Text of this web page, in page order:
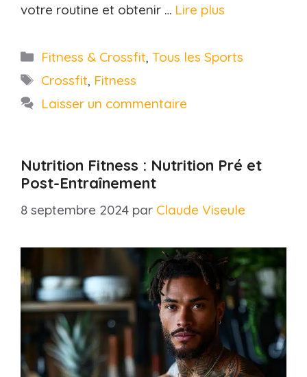
votre routine et obtenir … Lire plus
Catégories
Fitness & Crossfit,Tous les Sports
Étiquettes
Crossfit, Fitness
Laisser un commentaire
Nutrition Fitness : Nutrition Pré et
Post-Entraînement
8 septembre 2024 par Claude Viseule